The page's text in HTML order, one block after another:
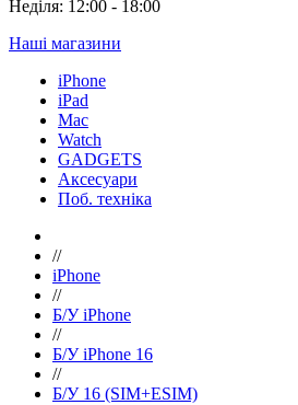
Неділя: 12:00 - 18:00
Наші магазини
iPhone
iPad
Mac
Watch
GADGETS
Аксесуари
Поб. техніка
//
iPhone
//
Б/У iPhone
//
Б/У iPhone 16
//
Б/У 16 (SIM+ESIM)